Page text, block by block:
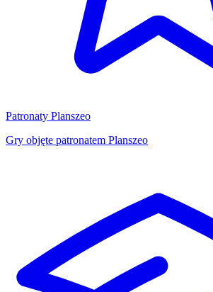
Patronaty Planszeo
Gry objęte patronatem Planszeo